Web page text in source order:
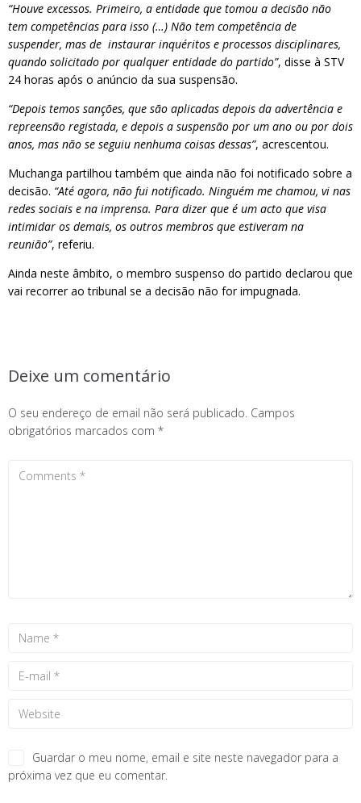
“Houve excessos. Primeiro, a entidade que tomou a decisão não
tem competências para isso (…) Não tem competência de
suspender, mas de instaurar inquéritos e processos disciplinares,
quando solicitado por qualquer entidade do partido”, disse à STV
24 horas após o anúncio da sua suspensão.
“Depois temos sanções, que são aplicadas depois da advertência e
repreensão registada, e depois a suspensão por um ano ou por dois
anos, mas não se seguiu nenhuma coisas dessas”, acrescentou.
Muchanga partilhou também que ainda não foi notificado sobre a
decisão. “Até agora, não fui notificado. Ninguém me chamou, vi nas
redes sociais e na imprensa. Para dizer que é um acto que visa
intimidar os demais, os outros membros que estiveram na
reunião”, referiu.
Ainda neste âmbito, o membro suspenso do partido declarou que
vai recorrer ao tribunal se a decisão não for impugnada.
Deixe um comentário
O seu endereço de email não será publicado. Campos
obrigatórios marcados com *
Guardar o meu nome, email e site neste navegador para a
próxima vez que eu comentar.